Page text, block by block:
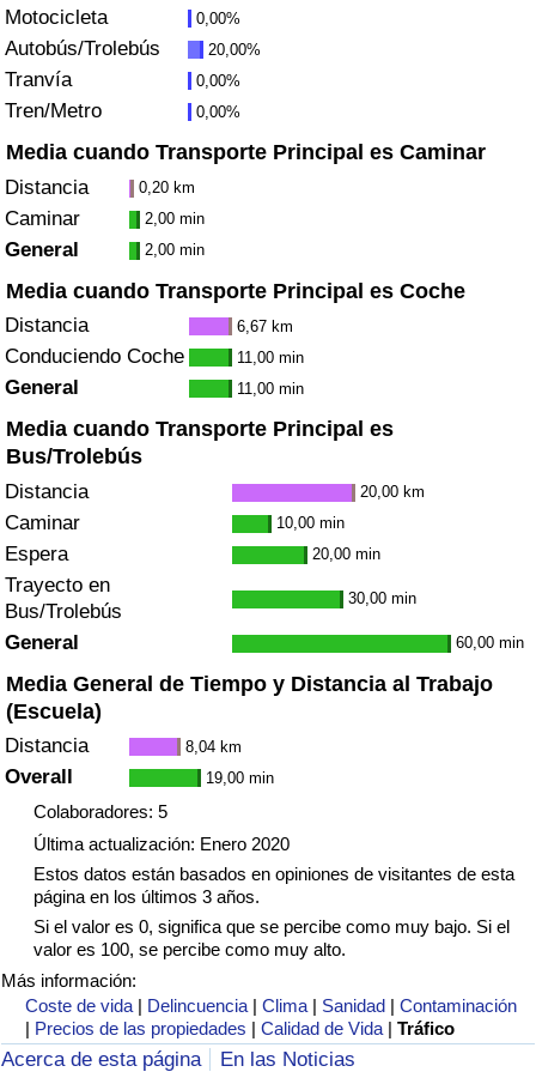
Motocicleta 0,00%
Autobús/Trolebús 20,00%
Tranvía 0,00%
Tren/Metro 0,00%
Media cuando Transporte Principal es Caminar
Distancia 0,20 km
Caminar 2,00 min
General 2,00 min
Media cuando Transporte Principal es Coche
Distancia 6,67 km
Conduciendo Coche 11,00 min
General 11,00 min
Media cuando Transporte Principal es
Bus/Trolebús
Distancia 20,00 km
Caminar 10,00 min
Espera 20,00 min
Trayecto en
Bus/Trolebús
30,00 min
General 60,00 min
Media General de Tiempo y Distancia al Trabajo
(Escuela)
Distancia 8,04 km
Overall 19,00 min
Colaboradores: 5
Última actualización: Enero 2020
Estos datos están basados en opiniones de visitantes de esta
página en los últimos 3 años.
Si el valor es 0, significa que se percibe como muy bajo. Si el
valor es 100, se percibe como muy alto.
Más información:
Coste de vida | Delincuencia |Clima | Sanidad |Contaminación
| Precios de las propiedades |Calidad de Vida |Tráfico
Acerca de esta página En las Noticias
Tráfico
Índice de Tráfico
Índice de Tráfico (Actual)
Índice de Tráfico por País